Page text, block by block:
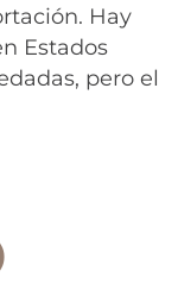
Hay
Estados
pero el